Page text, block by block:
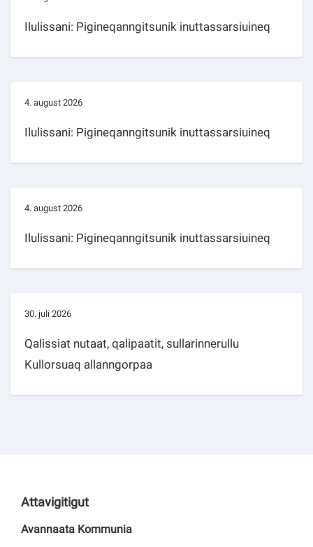
Ilulissani: Pigineqanngitsunik inuttassarsiuineq
4. august 2026
Ilulissani: Pigineqanngitsunik inuttassarsiuineq
4. august 2026
Ilulissani: Pigineqanngitsunik inuttassarsiuineq
30. juli 2026
Qalissiat nutaat, qalipaatit, sullarinnerullu
Kullorsuaq allanngorpaa
Attavigitigut
Avannaata Kommunia